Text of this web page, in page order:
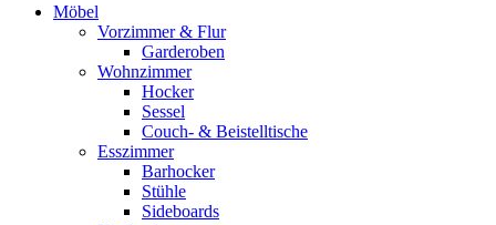
Möbel
Vorzimmer & Flur
Garderoben
Wohnzimmer
Hocker
Sessel
Couch- & Beistelltische
Esszimmer
Barhocker
Stühle
Sideboards